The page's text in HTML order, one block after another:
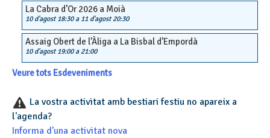
La Cabra d’Or 2026 a Moià
10 d'agost 18:30a 11 d'agost 20:30
Assaig Obert de l’Àliga a La Bisbal d’Empordà
10 d'agost 19:00a 21:00
Veure tots Esdeveniments
La vostra activitat amb bestiari festiu no apareix a
l'agenda?
Informa d'una activitat nova